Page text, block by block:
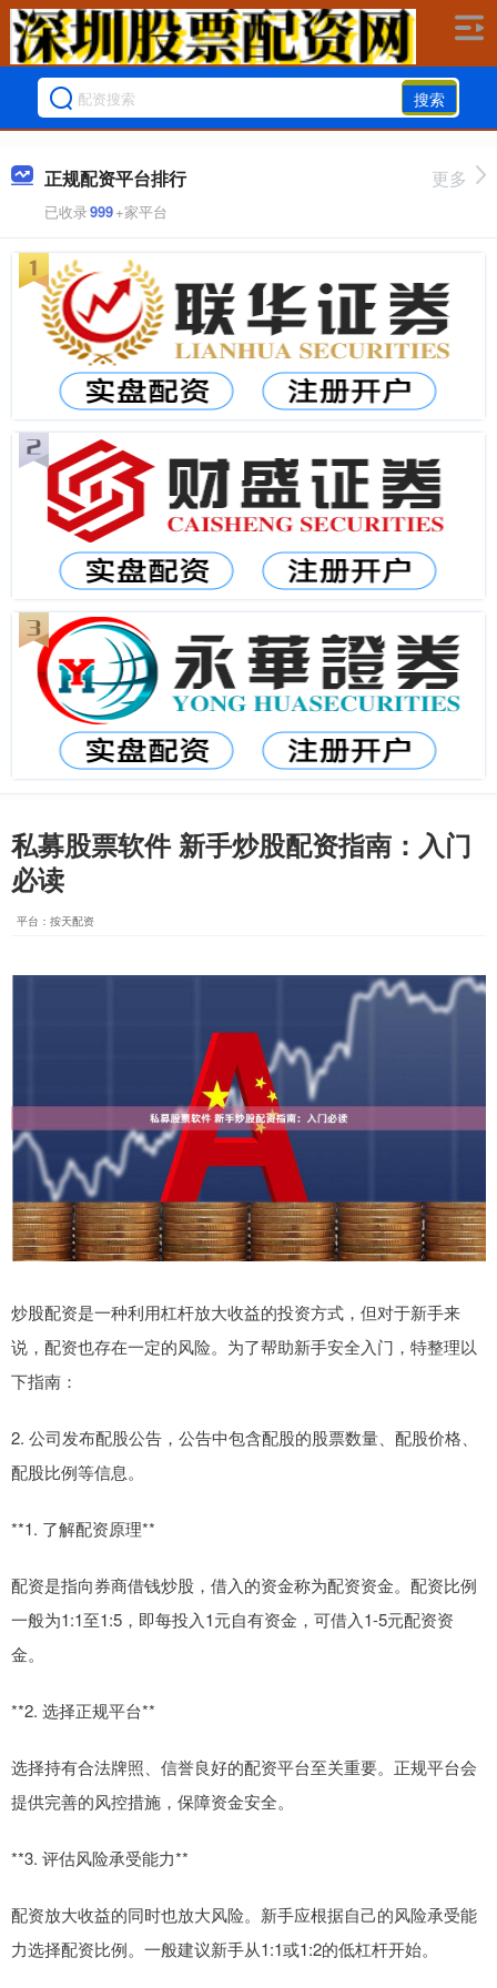
搜索
正规配资平台排行
已收录999+家平台
更多
私募股票软件 新手炒股配资指南：入门
必读
平台：按天配资
炒股配资是一种利用杠杆放大收益的投资方式，但对于新手来
说，配资也存在一定的风险。为了帮助新手安全入门，特整理以
下指南：
2. 公司发布配股公告，公告中包含配股的股票数量、配股价格、
配股比例等信息。
**1. 了解配资原理**
配资是指向券商借钱炒股，借入的资金称为配资资金。配资比例
一般为1:1至1:5，即每投入1元自有资金，可借入1-5元配资资
金。
**2. 选择正规平台**
选择持有合法牌照、信誉良好的配资平台至关重要。正规平台会
提供完善的风控措施，保障资金安全。
**3. 评估风险承受能力**
配资放大收益的同时也放大风险。新手应根据自己的风险承受能
力选择配资比例。一般建议新手从1:1或1:2的低杠杆开始。